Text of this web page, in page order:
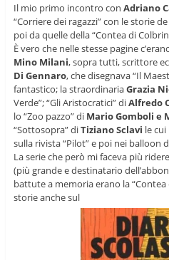
Il mio primo incontro con Adriano
“Corriere dei ragazzi” con le storie
poi da quelle della “Contea di
È vero che nelle stesse pagine
Mino Milani, sopra tutti, scrittore
Di Gennaro, che disegnava “Il
fantastico; la straordinariaGrazia
Verde”; “Gli Aristocratici” diAlfredo
lo “Zoo pazzo” di Mario Gomboli e
“Sottosopra” diTiziano Sclavi le
sulla rivista “Pilot” e poi nei balloon
La serie che però mi faceva più
(più grande e destinatario
battute a memoria erano la
storie anche sul